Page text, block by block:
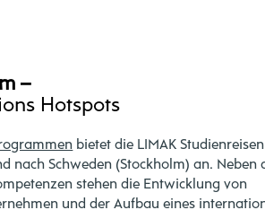
–
Hotspots
bietet die LIMAK
nach Schweden (Stockholm) an. Neben
stehen die Entwicklung von
und der Aufbau eines